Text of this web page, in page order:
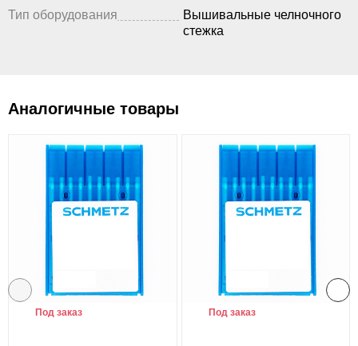
Тип оборудования
Вышивальные челночного
стежка
Аналогичные товары
Под заказ Под заказ